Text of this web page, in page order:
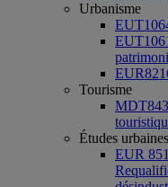
Urbanisme
Tourisme
Études urbaines
EUR